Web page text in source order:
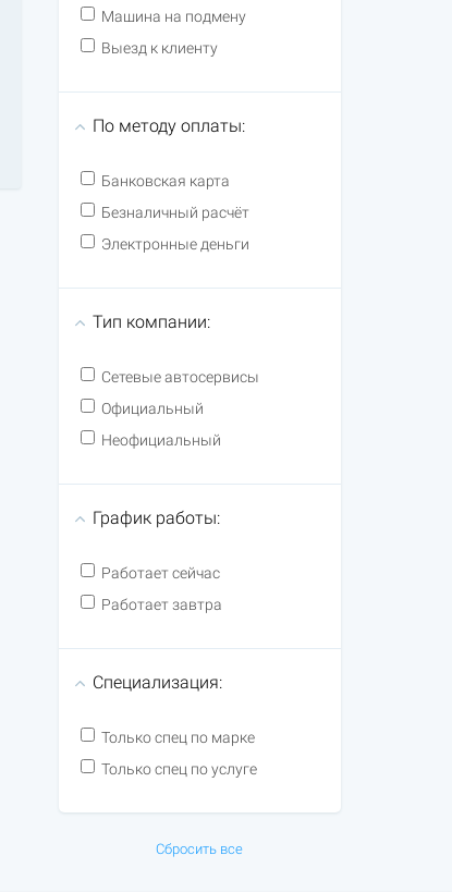
Машина на подмену
Выезд к клиенту
По методу оплаты:
Банковская карта
Безналичный расчёт
Электронные деньги
Тип компании:
Сетевые автосервисы
Официальный
Неофициальный
График работы:
Работает сейчас
Работает завтра
Специализация:
Только спец по марке
Только спец по услуге
Сбросить все